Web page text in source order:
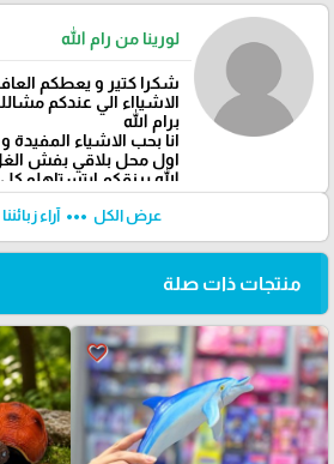
لورينا من رام الله
شكرا كتير و يعطكم
الاشيااء الي عندكم
برام الله
انا بحب الاشياء المفيدة
اول محل بلاقي بفش
الله يرزقكم ابتستاهلو كل
عرض الكل more_horiz آراء زبائننا
منتجات ذات صلة
favorite_border